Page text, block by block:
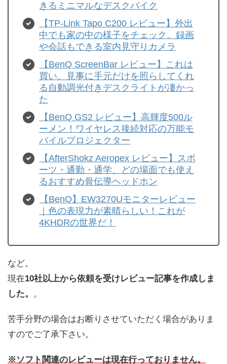
きるミニマルなデスクバイク
【TP-Link Tapo C200 レビュー】外出
中でも家の中の様子をチェック。録画
や会話もできる室内見守りカメラ
【BenQ ScreenBar レビュー】これは
買い。見事に手元だけを照らしてくれ
る自動調光付きデスクライトが凄かっ
た
【BenQ GS2 レビュー】高輝度500ル
ーメン！ワイヤレス接続対応の万能モ
バイルプロジェクター
【AfterShokz Aeropex レビュー】スポ
ーツ・通勤・通学、どの場面でも使え
るおすすめ骨伝導ヘッドホン
【BenQ】EW3270Uモニターレビュー
｜色の表現力が素晴らしい！これが
4KHDRの世界だ！
など。
現在10社以上から依頼を受けレビュー記事を作成しま
した。 。
苦手分野の場合はお断りさせていただく場合がありま
すのでご了承下さい。
※ソフト関連のレビューは現在行っておりません。